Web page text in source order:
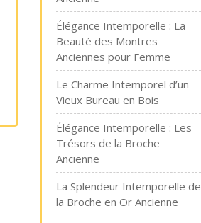
Élégance Intemporelle : La
Beauté des Montres
Anciennes pour Femme
Le Charme Intemporel d’un
Vieux Bureau en Bois
Élégance Intemporelle : Les
Trésors de la Broche
Ancienne
La Splendeur Intemporelle de
la Broche en Or Ancienne